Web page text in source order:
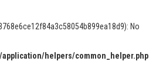
No
helpers/common_helper.php